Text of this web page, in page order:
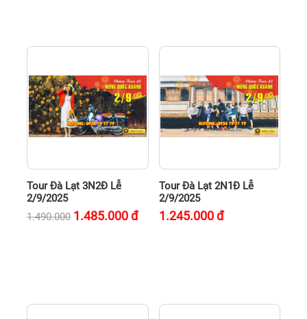
Tour Đà Lạt 3N2Đ Lễ
2/9/2025
1.490.000 1.485.000đ
Tour Đà Lạt 2N1Đ Lễ
2/9/2025
1.245.000đ